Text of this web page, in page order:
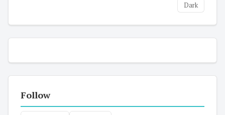
Dark
Follow